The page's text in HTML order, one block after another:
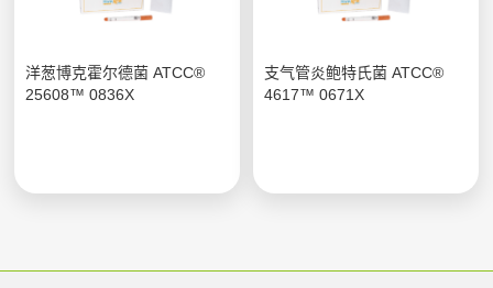
洋葱博克霍尔德菌 ATCC®
25608™ 0836X
支气管炎鲍特氏菌 ATCC®
4617™ 0671X